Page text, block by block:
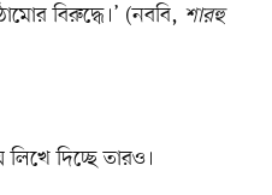
বিরুদ্ধে।’ (নববি, শারহু
দিচ্ছে তারও।